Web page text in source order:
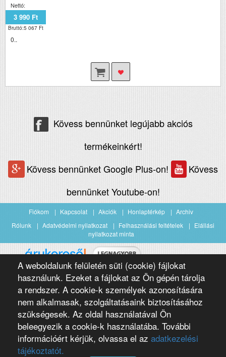
Nettó:
3 990 Ft
Bruttó:5 067 Ft
0..
A weboldalunk felületén süti (cookie) fájlokat
használunk. Ezeket a fájlokat az Ön gépén tárolja
a rendszer. A cookie-k személyek azonosítására
nem alkalmasak, szolgáltatásaink biztosításához
szükségesek. Az oldal használatával Ön
beleegyezik a cookie-k használatába. További
információért kérjük, olvassa el az adatkezelési
tájékoztatót.
Kövess bennünket legújabb akciós
termékeinkért!
Kövess bennünket Google Plus-on!
Kövess
bennünket Youtube-on!
Fiókom Kapcsolat Akciók Honlaptérkép
Archiv
Rólunk
Adatvédelmi nyilatkozat Felhasználási feltételek
Elállási
nyilatkozat minta
Copyright 2016 Négypólus Kft